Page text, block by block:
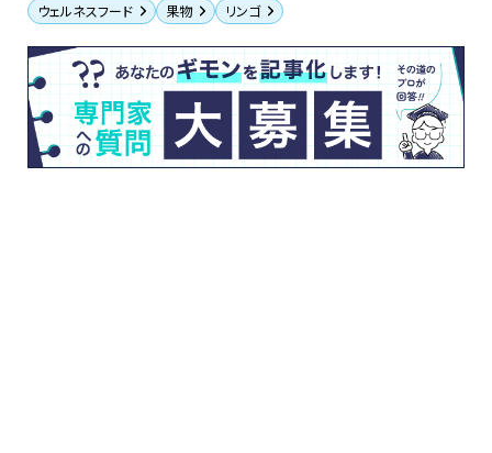
ウェルネスフード 果物 リンゴ